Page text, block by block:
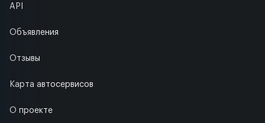
API
Объявления
Отзывы
Карта автосервисов
О проекте